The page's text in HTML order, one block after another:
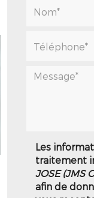
Les
traitement
JOSE (JMS
afin de